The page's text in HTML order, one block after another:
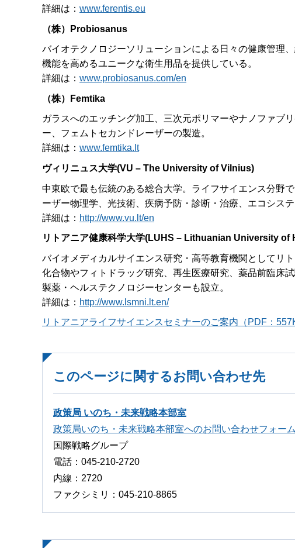
詳細は： www.ferentis.eu
（株） Probiosanus
バイオテクノロジーソリューションによる日々の健康管理
機能を高めるユニークな衛生用品を提供している。
詳細は： www.probiosanus.com/en
（株） Femtika
ガラスへのエッチング加工、三次元ポリマーやナノファブ
ー、フェムトセカンドレーザーの製造。
詳細は： www.femtika.lt
ヴィリニュス大学(VU – The University of Vilnius)
中東欧で最も伝統のある総合大学。ライフサイエンス分野
ーザー物理学、光技術、疾病予防・診断・治療、エコシス
詳細は： http://www.vu.lt/en
リトアニア健康科学大学(LUHS – Lithuanian University of
バイオメディカルサイエンス研究・高等教育機関としてリ
化合物やフィトドラッグ研究、再生医療研究、薬品前臨床
製薬・ヘルステクノロジーセンターも設立。
詳細は： http://www.lsmni.lt.en/
リトアニアライフサイエンスセミナーのご案内（PDF：
このページに関するお問い合わせ先
政策局 いのち・未来戦略本部室
政策局いのち・未来戦略本部室へのお問い合わせフォーム
国際戦略グループ
電話：045-210-2720
内線：2720
ファクシミリ：045‐210‐8865